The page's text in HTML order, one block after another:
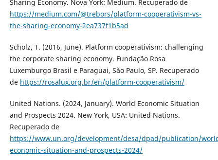
Sharing Economy. Nova York: Medium. Recuperado de
https://medium.com/@trebors/platform-cooperativism-vs-
the-sharing-economy-2ea737f1b5ad
Scholz, T. (2016, June). Platform cooperativism: challenging
the corporate sharing economy. Fundação Rosa
Luxemburgo Brasil e Paraguai, São Paulo, SP. Recuperado
de https://rosalux.org.br/en/platform-cooperativism/
United Nations. (2024, January). World Economic Situation
and Prospects 2024. New York, USA: United Nations.
Recuperado de
https://www.un.org/development/desa/dpad/publication/
economic-situation-and-prospects-2024/